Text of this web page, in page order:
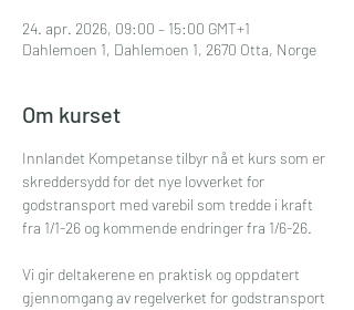
24. apr. 2026, 09:00 – 15:00 GMT+1
Dahlemoen 1, Dahlemoen 1, 2670 Otta, Norge
Om kurset
Innlandet Kompetanse tilbyr nå et kurs som er
skreddersydd for det nye lovverket for
godstransport med varebil som tredde i kraft
fra 1/1-26 og kommende endringer fra 1/6-26.
Vi gir deltakerene en praktisk og oppdatert
gjennomgang av regelverket for godstransport